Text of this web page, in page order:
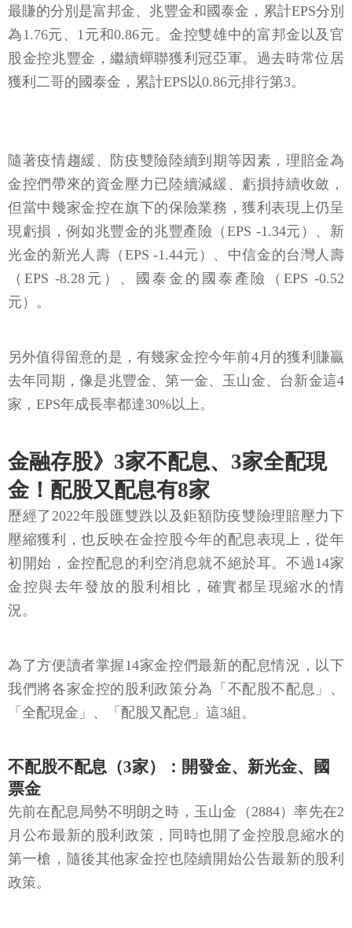
最賺的分別是富邦金、兆豐金和國泰金，累計EPS分別
為1.76元、1元和0.86元。金控雙雄中的富邦金以及官
股金控兆豐金，繼續蟬聯獲利冠亞軍。過去時常位居
獲利二哥的國泰金，累計EPS以0.86元排行第3。
隨著疫情趨緩、防疫雙險陸續到期等因素，理賠金為
金控們帶來的資金壓力已陸續減緩、虧損持續收斂，
但當中幾家金控在旗下的保險業務，獲利表現上仍呈
現虧損，例如兆豐金的兆豐產險（EPS -1.34元）、新
光金的新光人壽（EPS -1.44元）、中信金的台灣人壽
（EPS -8.28元）、國泰金的國泰產險（EPS -0.52
元）。
另外值得留意的是，有幾家金控今年前4月的獲利賺贏
去年同期，像是兆豐金、第一金、玉山金、台新金這4
家，EPS年成長率都達30%以上。
金融存股》3家不配息、3家全配現
金！配股又配息有8家
歷經了2022年股匯雙跌以及鉅額防疫雙險理賠壓力下
壓縮獲利，也反映在金控股今年的配息表現上，從年
初開始，金控配息的利空消息就不絕於耳。不過14家
金控與去年發放的股利相比，確實都呈現縮水的情
況。
為了方便讀者掌握14家金控們最新的配息情況，以下
我們將各家金控的股利政策分為「不配股不配息」、
「全配現金」、「配股又配息」這3組。
不配股不配息（3家）：開發金、新光金、國
票金
先前在配息局勢不明朗之時，玉山金（2884）率先在2
月公布最新的股利政策，同時也開了金控股息縮水的
第一槍，隨後其他家金控也陸續開始公告最新的股利
政策。